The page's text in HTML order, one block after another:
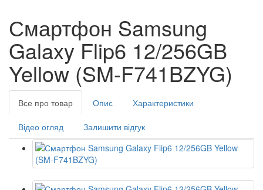
Смартфон Samsung
Galaxy Flip6 12/256GB
Yellow (SM-F741BZYG)
Все про товар Опис Характеристики
Відео огляд Залишити відгук